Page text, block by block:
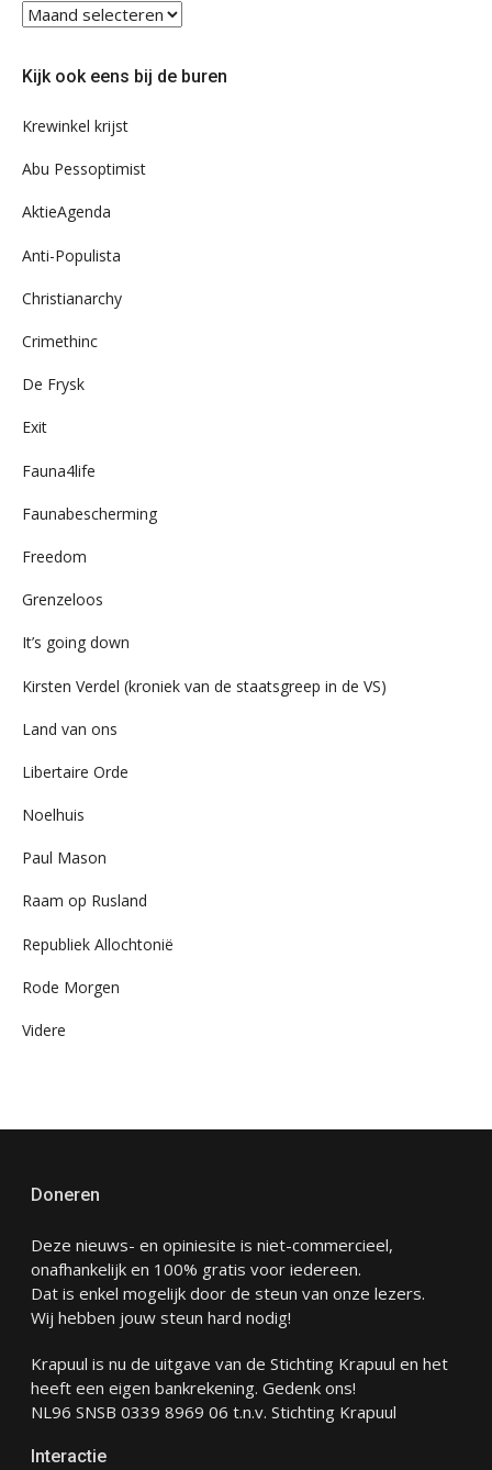
Blader
eens
ons
Kijk ook eens bij de buren
Krewinkel krijst
Abu Pessoptimist
AktieAgenda
Anti-Populista
Christianarchy
Crimethinc
De Frysk
Exit
Fauna4life
Faunabescherming
Freedom
Grenzeloos
It’s going down
Kirsten Verdel (kroniek van de staatsgreep in de VS)
Land van ons
Libertaire Orde
Noelhuis
Paul Mason
Raam op Rusland
Republiek Allochtonië
Rode Morgen
Videre
Doneren
Deze nieuws- en opiniesite is niet-commercieel,
onafhankelijk en 100% gratis voor iedereen.
Dat is enkel mogelijk door de steun van onze lezers.
Wij hebben jouw steun hard nodig!
Krapuul is nu de uitgave van de Stichting Krapuul en het
heeft een eigen bankrekening. Gedenk ons!
NL96 SNSB 0339 8969 06 t.n.v. Stichting Krapuul
Interactie